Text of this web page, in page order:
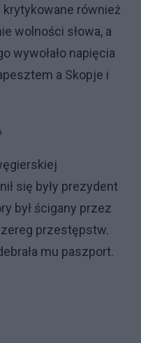
krytykowane również
wolności słowa, a
wywołało napięcia
a Skopje i
się były prezydent
był ścigany przez
przestępstw.
mu paszport.